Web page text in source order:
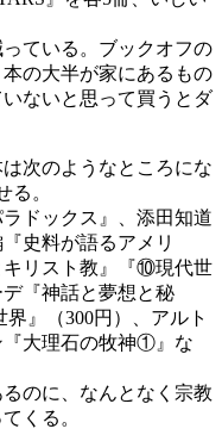
ている。ブックオフの
の大半が家にあるもの
ないと思って買うとダ
次のようなところにな
る。
ドックス』、添田知道
史料が語るアメリ
リスト教』『⑩現代世
『神話と夢想と秘
』（300円）、アルト
『大理石の牧神①』な
のに、なんとなく宗教
くる。